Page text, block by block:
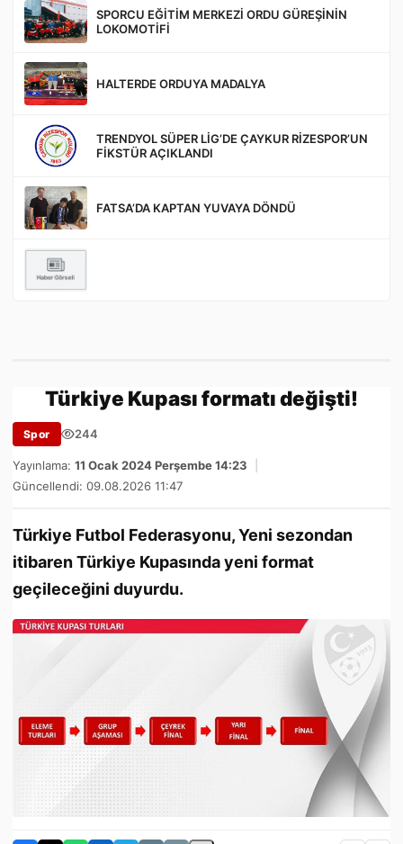
Gönder
SPORCU EĞİTİM MERKEZİ ORDU GÜREŞİNİN
LOKOMOTİFİ
HALTERDE ORDUYA MADALYA
TRENDYOL SÜPER LİG’DE ÇAYKUR RİZESPOR’UN
FİKSTÜR AÇIKLANDI
FATSA’DA KAPTAN YUVAYA DÖNDÜ
Türkiye Kupası formatı değişti!
Spor 244
Yayınlama: 11 Ocak 2024 Perşembe 14:23
Güncellendi: 09.08.2026 11:47
Türkiye Futbol Federasyonu, Yeni sezondan
itibaren Türkiye Kupasında yeni format
geçileceğini duyurdu.